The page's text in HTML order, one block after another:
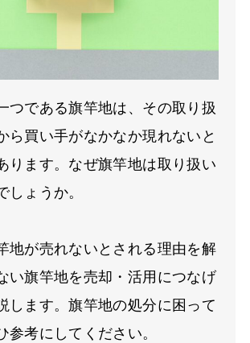
つである旗竿地は、その取り扱
ら買い手がなかなか現れないと
ります。なぜ旗竿地は取り扱い
しょうか。
地が売れないとされる理由を解
い旗竿地を売却・活用につなげ
します。旗竿地の処分に困って
参考にしてください。